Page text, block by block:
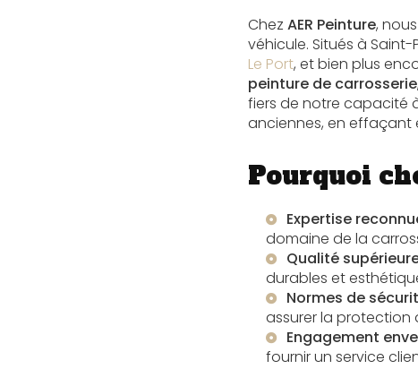
Chez AER Peinture,
véhicule. Situés à
Le Port, et bien plus
peinture de carrosserie
fiers de notre capacité
anciennes, en effaçant
Pourquoi
Expertise
domaine de la
Qualité
durables et
Normes de
assurer la protection
Engagement
fournir un service